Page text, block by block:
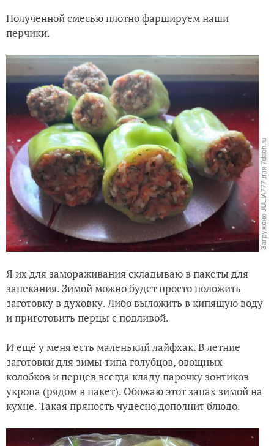
Полученной смесью плотно фаршируем наши
перчики.
Я их для замораживания складываю в пакеты для
запекания. Зимой можно будет просто положить
заготовку в духовку. Либо выложить в кипящую воду
и приготовить перцы с подливой.
И ещё у меня есть маленький лайфхак. В летние
заготовки для зимы типа голубцов, овощных
колобков и перцев всегда кладу парочку зонтиков
укропа (рядом в пакет). Обожаю этот запах зимой на
кухне. Такая пряность чудесно дополнит блюдо.